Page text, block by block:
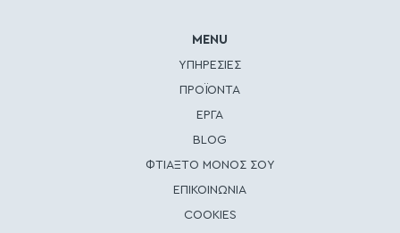
MENU
ΥΠΗΡΕΣΙΕΣ
ΠΡΟΪΟΝΤΑ
ΕΡΓΑ
BLOG
ΦΤΙΑΞΤΟ ΜΟΝΟΣ ΣΟΥ
ΕΠΙΚΟΙΝΩΝΙΑ
COOKIES